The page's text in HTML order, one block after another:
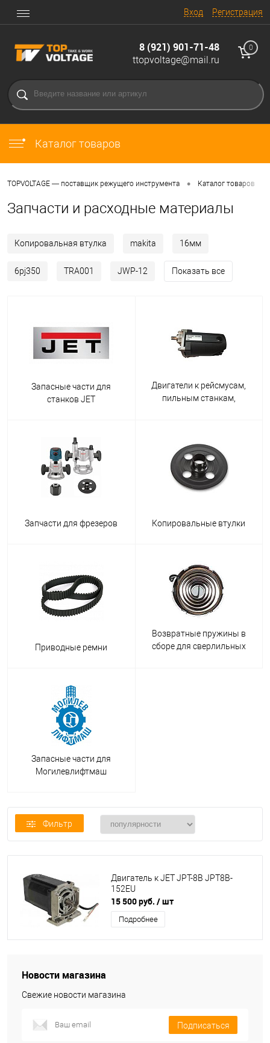
Вход Регистрация
8 (921) 901-71-48
ttopvoltage@mail.ru
0
Каталог товаров
TOPVOLTAGE — поставщик режущего инструмента • Каталог товаров
Запчасти и расходные материалы
Копировальная втулка makita 16мм
6pj350 TRA001 JWP-12 Показать все
Запасные части для
станков JET
Двигатели к рейсмусам,
пильным станкам,
Запчасти для фрезеров Копировальные втулки
Приводные ремни
Возвратные пружины в
сборе для сверлильных
Запасные части для
Могилевлифтмаш
Фильтр
Двигатель к JET JPT-8B JPT8B-
152EU
15 500 руб. / шт
Подробнее
Новости магазина
Свежие новости магазина
Подписаться